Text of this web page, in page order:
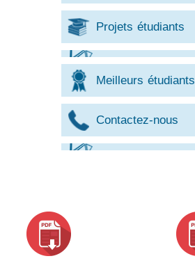
Projets étudiants
Meilleurs étudiants
Contactez-nous